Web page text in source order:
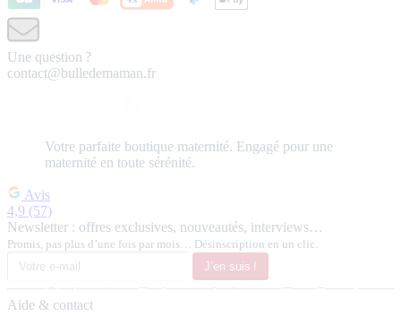
Une question ?
contact@bulledemaman.fr
Votre parfaite boutique maternité. Engagé pour une
maternité en toute sérénité.
Avis
4,9 (57)
Newsletter : offres exclusives, nouveautés, interviews…
Promis, pas plus d’une fois par mois… Désinscription en un clic.
J’en suis !
Aide & contact